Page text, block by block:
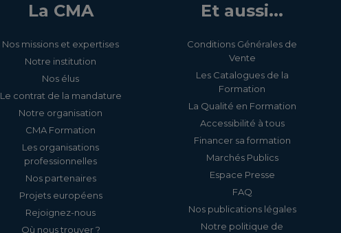
La CMA
Nos missions et expertises
Notre institution
Nos élus
Le contrat de la mandature
Notre organisation
CMA Formation
Les organisations
professionnelles
Nos partenaires
Projets européens
Rejoignez-nous
Où nous trouver ?
Et aussi...
Conditions Générales de
Vente
Les Catalogues de la
Formation
La Qualité en Formation
Accessibilité à tous
Financer sa formation
Marchés Publics
Espace Presse
FAQ
Nos publications légales
Notre politique de